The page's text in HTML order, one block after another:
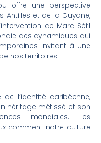
offre une perspective
Antilles et de la Guyane,
de Marc Séfil
des dynamiques qui
invitant à une
nos territoires.
l’identité caribéenne,
héritage métissé et son
mondiales. Les
comment notre culture